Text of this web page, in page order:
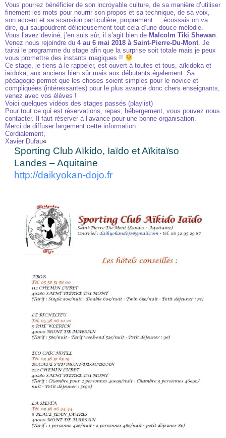
Vous pourrez bénéficier de son incroyable culture, de sa manière d’utiliser
finement les mots pour nourrir son propos et sa technique, de sa voix,
son accent et sa scansion particulière, proprement … écossais on va
dire, qui saupoudrent délicieusement tout cela d’une douce mélodie.
Vous l’avez deviné, j’en suis sûr, il s’agit bien de Malcolm Tiki Shewan
Venez nous rejoindre du 4 au 6 mai 2018 à Saint-Pierre-Du-Mont . Je
tairai le programme du stage afin que la surprise soit totale mais je peux
vous promettre des instants magiques !!
Ce stage, je tiens à le rappeler, est ouvert à toutes et tous, aïkidoka et
iaïdoka, aux anciens bien sûr mais aux débutants également. Sa
pédagogie permet que les choses soient simples pour le novice et
compliquées (intéressantes) pour le plus avancé donc chers enseignants,
venez avec vos élèves !
Voici quelques vidéos des stages passés (playlist)
Pour tout ce qui est réservations, repas, hébergement, vous pouvez nous
contacter. Il faut réserver à l’avance pour une bonne organisation.
Merci de diffuser largement cette information.
Cordialement,
Xavier Dufau«
Sporting Club Aïkido, Iaïdo et Aïkitaïso
Landes – Aquitaine
http://daikyokan-dojo.fr